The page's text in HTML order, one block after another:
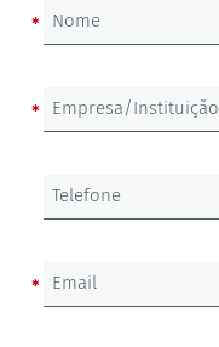
Nome
Empresa/Instituição
Telefone
Email